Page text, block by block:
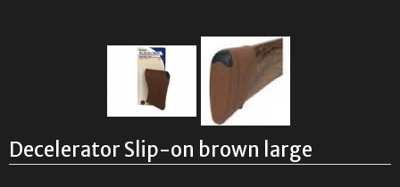
Decelerator Slip-on brown large